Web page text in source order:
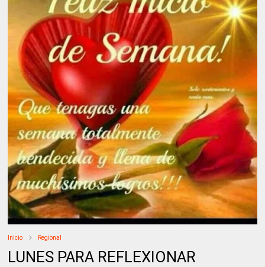
Inicio Regional
LUNES PARA REFLEXIONAR